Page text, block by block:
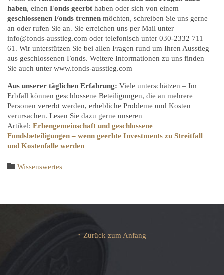
haben, einen Fonds geerbt haben oder sich von einem
geschlossenen Fonds trennen möchten, schreiben Sie uns gerne
an oder rufen Sie an. Sie erreichen uns per Mail unter
info@fonds-ausstieg.com oder telefonisch unter 030-2332 711
61. Wir unterstützen Sie bei allen Fragen rund um Ihren Ausstieg
aus geschlossenen Fonds. Weitere Informationen zu uns finden
Sie auch unter www.fonds-ausstieg.com
Aus unserer täglichen Erfahrung: Viele unterschätzen – Im
Erbfall können geschlossene Beteiligungen, die an mehrere
Personen vererbt werden, erhebliche Probleme und Kosten
verursachen. Lesen Sie dazu gerne unseren
Artikel: Erbengemeinschaft und geschlossene
Fondsbeteiligungen – wenn geerbte Investments zu Streitfall
und Kostenfalle werden
 Category
Wissenswertes
– ↑ Zurück zum Anfang –